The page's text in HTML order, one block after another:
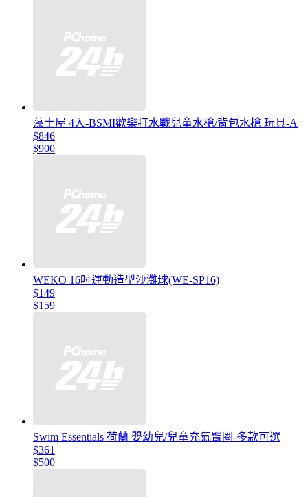
藻土屋 4入-BSMI歡樂打水戰兒童水槍/背包水槍 玩具-A
$846
$900
WEKO 16吋運動造型沙灘球(WE-SP16)
$149
$159
Swim Essentials 荷蘭 嬰幼兒/兒童充氣臂圈-多款可選
$361
$500